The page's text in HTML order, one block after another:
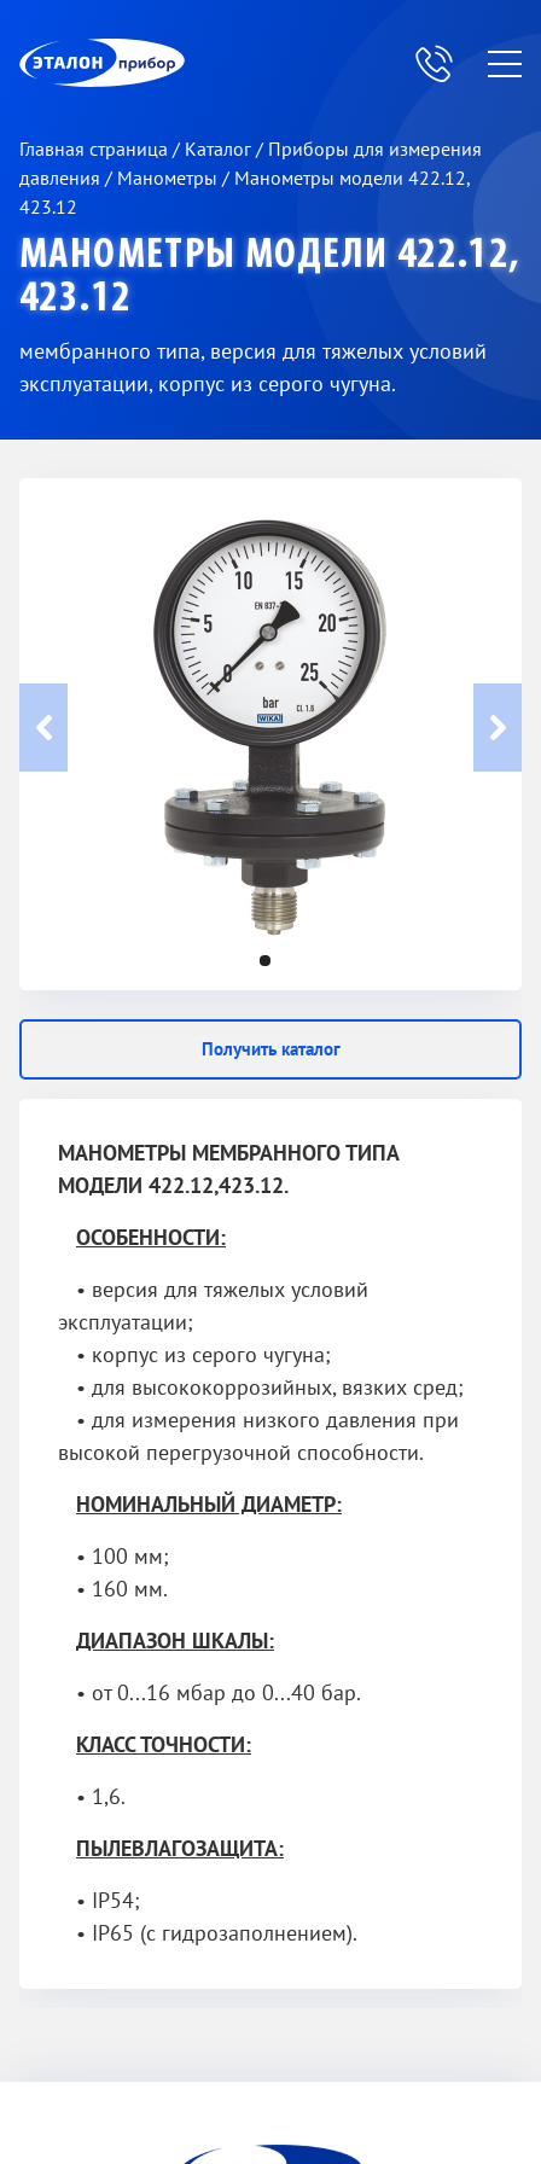
Главная страница / Каталог / Приборы для измерения
давления / Манометры / Манометры модели 422.12,
423.12
МАНОМЕТРЫ МОДЕЛИ 422.12,
423.12
мембранного типа, версия для тяжелых условий
эксплуатации, корпус из серого чугуна.
Получить каталог
МАНОМЕТРЫ МЕМБРАННОГО ТИПА
МОДЕЛИ 422.12,423.12.
ОСОБЕННОСТИ:
• версия для тяжелых условий
эксплуатации;
• корпус из серого чугуна;
• для высококоррозийных, вязких сред;
• для измерения низкого давления при
высокой перегрузочной способности.
НОМИНАЛЬНЫЙ ДИАМЕТР:
• 100 мм;
• 160 мм.
ДИАПАЗОН ШКАЛЫ:
• от 0...16 мбар до 0...40 бар.
КЛАСС ТОЧНОСТИ:
• 1,6.
ПЫЛЕВЛАГОЗАЩИТА:
• IP54;
• IP65 (с гидрозаполнением).